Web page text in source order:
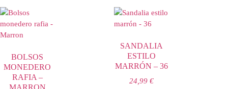
BOLSOS
MONEDERO
RAFIA –
MARRON
SANDALIA
ESTILO
MARRÓN – 36
24,99 €